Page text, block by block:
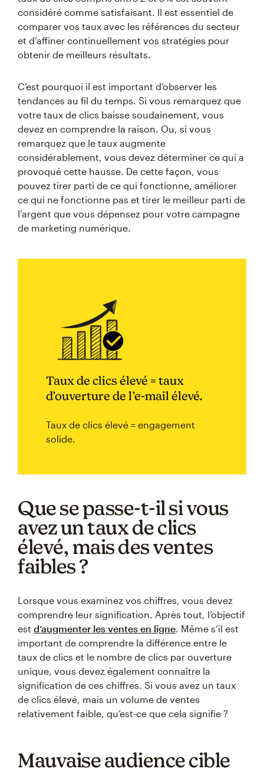
considéré comme satisfaisant. Il est essentiel de
comparer vos taux avec les références du secteur
et d’affiner continuellement vos stratégies pour
obtenir de meilleurs résultats.
C’est pourquoi il est important d’observer les
tendances au fil du temps. Si vous remarquez que
votre taux de clics baisse soudainement, vous
devez en comprendre la raison. Ou, si vous
remarquez que le taux augmente
considérablement, vous devez déterminer ce qui a
provoqué cette hausse. De cette façon, vous
pouvez tirer parti de ce qui fonctionne, améliorer
ce qui ne fonctionne pas et tirer le meilleur parti de
l’argent que vous dépensez pour votre campagne
de marketing numérique.
Taux de clics élevé = taux
d’ouverture de l’e-mail élevé.
Taux de clics élevé = engagement
solide.
Que se passe-t-il si vous
avez un taux de clics
élevé, mais des ventes
faibles ?
Lorsque vous examinez vos chiffres, vous devez
comprendre leur signification. Après tout, l’objectif
est d’augmenter les ventes en ligne. Même s’il est
important de comprendre la différence entre le
taux de clics et le nombre de clics par ouverture
unique, vous devez également connaître la
signification de ces chiffres. Si vous avez un taux
de clics élevé, mais un volume de ventes
relativement faible, qu’est-ce que cela signifie ?
Mauvaise audience cible